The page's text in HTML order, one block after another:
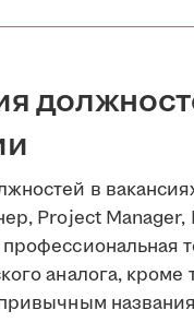
в
Project
аналога,